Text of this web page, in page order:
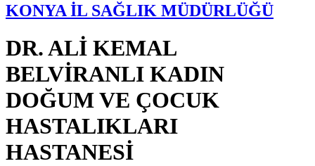
KONYA İL SAĞLIK MÜDÜRLÜĞÜ
DR. ALİ KEMAL
BELVİRANLI KADIN
DOĞUM VE ÇOCUK
HASTALIKLARI
HASTANESİ